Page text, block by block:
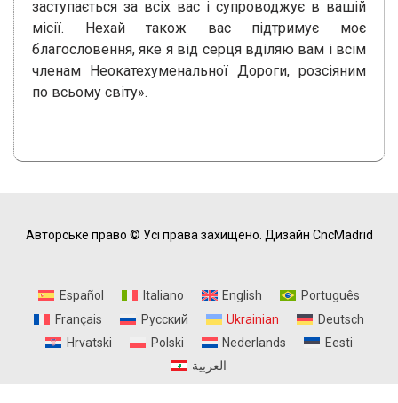
заступається за всіх вас і супроводжує в вашій
місії. Нехай також вас підтримує моє
благословення, яке я від серця вділяю вам і всім
членам Неокатехуменальної Дороги, розсіяним
по всьому світу».
Авторське право © Усі права захищено. Дизайн CncMadrid
Español Italiano English
Português
Français
Русский Ukrainian
Deutsch
Hrvatski
Polski Nederlands
Eesti
العربية